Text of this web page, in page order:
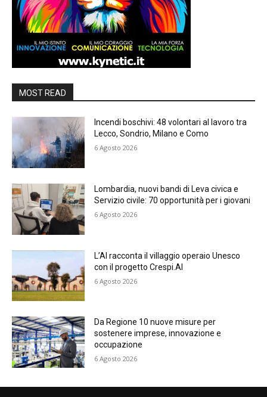
MOST READ
Incendi boschivi: 48 volontari al lavoro tra
Lecco, Sondrio, Milano e Como
6 Agosto 2026
Lombardia, nuovi bandi di Leva civica e
Servizio civile: 70 opportunità per i giovani
6 Agosto 2026
L’AI racconta il villaggio operaio Unesco
con il progetto Crespi.AI
6 Agosto 2026
Da Regione 10 nuove misure per
sostenere imprese, innovazione e
occupazione
6 Agosto 2026